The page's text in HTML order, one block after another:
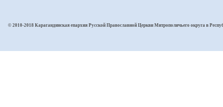
© 2010-2018 Карагандинская епархия Русской Православной Церкви Митрополичьего округа в